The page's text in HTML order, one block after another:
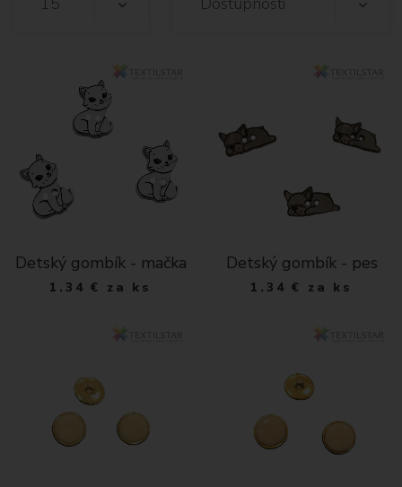
Detský gombík - mačka
1.34 € za ks
Detský gombík - pes
1.34 € za ks